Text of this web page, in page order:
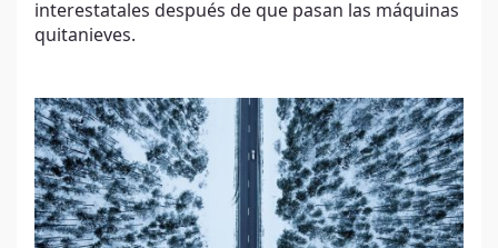
interestatales después de que pasan las máquinas
quitanieves.